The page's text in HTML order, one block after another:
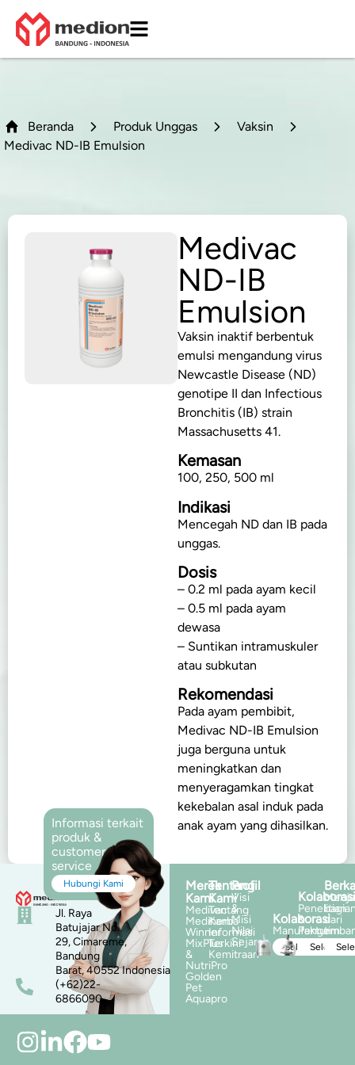
Beranda Produk Unggas
Vaksin
Medivac ND-IB Emulsion
Medivac
ND-IB
Emulsion
Vaksin inaktif berbentuk
emulsi mengandung virus
Newcastle Disease (ND)
genotipe II dan Infectious
Bronchitis (IB) strain
Massachusetts 41.
Kemasan
100, 250, 500 ml
Indikasi
Mencegah ND dan IB pada
unggas.
Dosis
– 0.2 ml pada ayam kecil
– 0.5 ml pada ayam
dewasa
– Suntikan intramuskuler
atau subkutan
Rekomendasi
Pada ayam pembibit,
Medivac ND-IB Emulsion
juga berguna untuk
meningkatkan dan
menyeragamkan tingkat
kekebalan asal induk pada
anak ayam yang dihasilkan.
Jl. Raya
Batujajar No.
29, Cimareme,
Bandung
Barat, 40552 Indonesia
(+62)22-
6866090
Informasi terkait
produk &
customer
service
Hubungi Kami
Merek
Kami
Medivac
Mediherba
Winner
MixPlus
&
NutriPro
Golden
Pet
Aquapro
Tentang
Kami
Tentang
Kami
Informasi
Terkini
Kemitraan
Profil
Visi
&
Misi
Nilai
Sejarah
Kolaborasi
Manufaktur
Selengkapnya
Penelitian
&
dari
tim